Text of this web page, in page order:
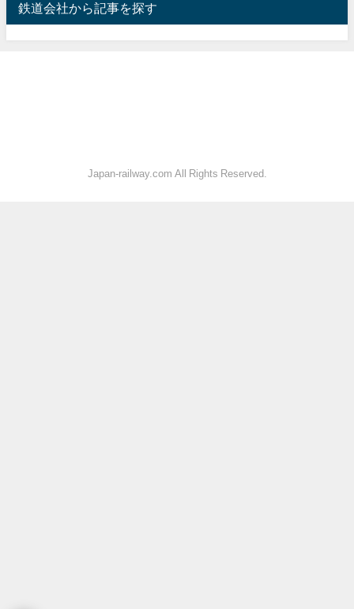
鉄道会社から記事を探す
Japan-railway.com All Rights Reserved.